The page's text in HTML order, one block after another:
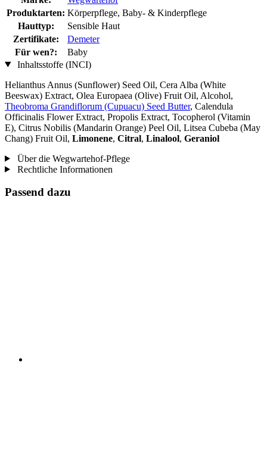
Produktarten: Körperpflege, Baby- & Kinderpflege
Hauttyp:
Sensible Haut
Zertifikate:
Demeter
Für wen?:
Baby
Inhaltsstoffe (INCI)
Helianthus Annus (Sunflower) Seed Oil, Cera Alba (White
Beeswax) Extract, Olea Europaea (Olive) Fruit Oil, Alcohol,
Theobroma Grandiflorum (Cupuacu) Seed Butter, Calendula
Officinalis Flower Extract, Propolis Extract, Tocopherol (Vitamin
E), Citrus Nobilis (Mandarin Orange) Peel Oil, Litsea Cubeba (May
Chang) Fruit Oil, Limonene, Citral, Linalool, Geraniol
Über die Wegwartehof-Pflege
Rechtliche Informationen
Passend dazu